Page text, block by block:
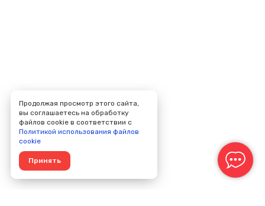
Продолжая просмотр этого сайта,
вы соглашаетесь на обработку
файлов cookie в соответствии с
Политикой использования файлов
cookie
Принять